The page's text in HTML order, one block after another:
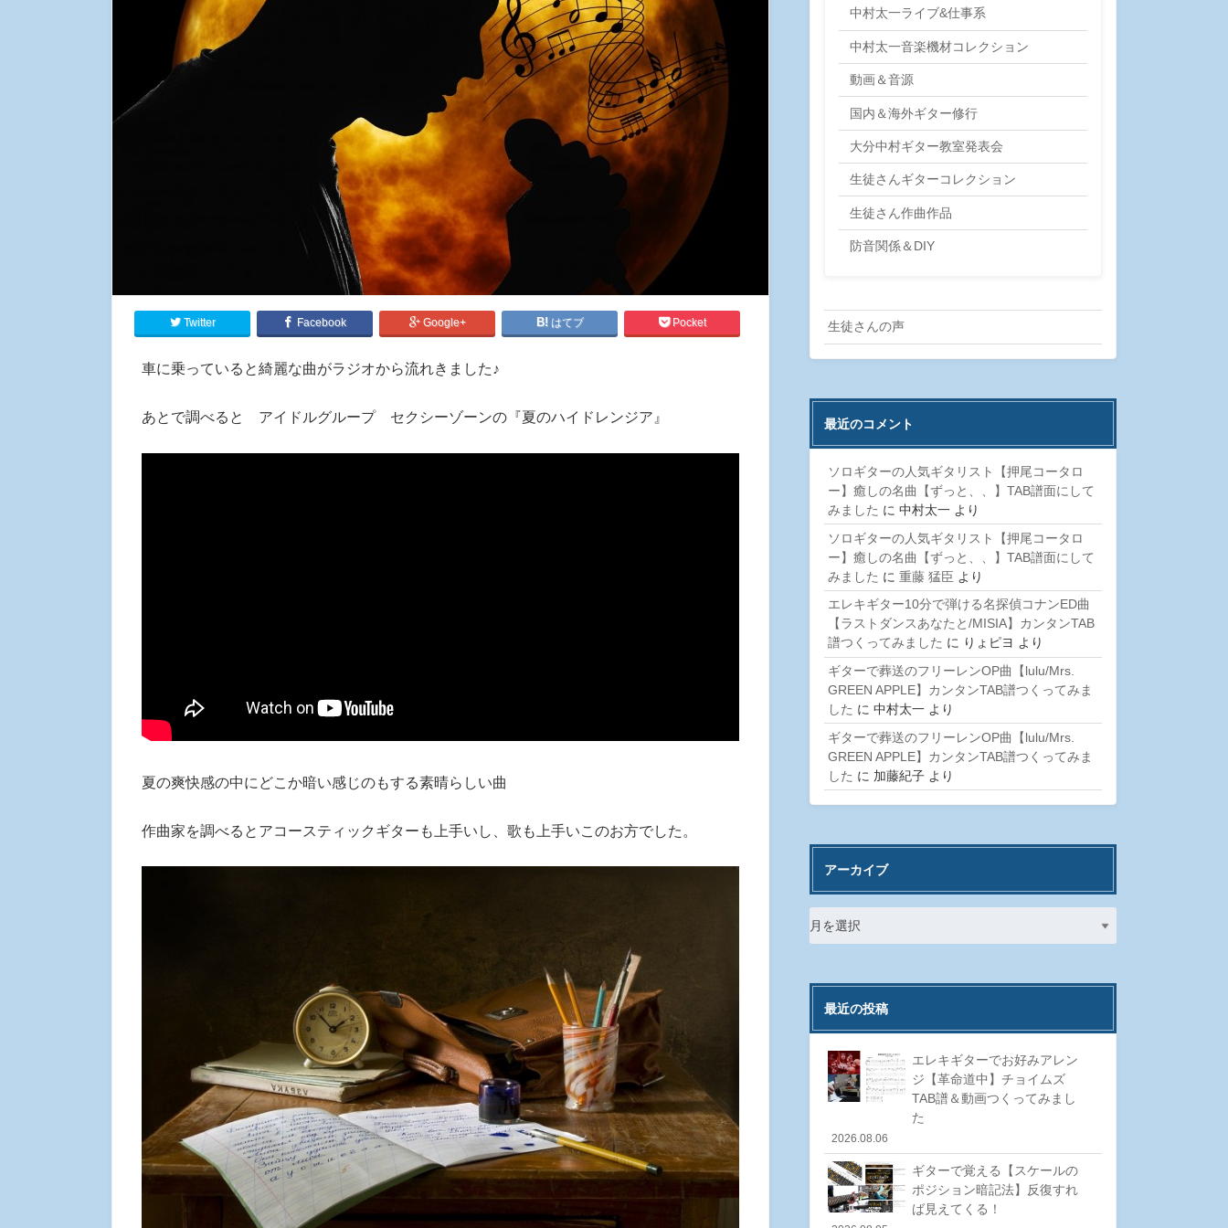
Twitter Facebook Google+ はてブ Pocket
車に乗っていると綺麗な曲がラジオから流れきました♪
あとで調べると アイドルグループ セクシーゾーンの『夏のハイドレンジア』
夏の爽快感の中にどこか暗い感じのもする素晴らしい曲
作曲家を調べるとアコースティックギターも上手いし、歌も上手いこのお方でした。
中村太一ライブ&仕事系
中村太一音楽機材コレクション
動画＆音源
国内＆海外ギター修行
大分中村ギター教室発表会
生徒さんギターコレクション
生徒さん作曲作品
防音関係＆DIY
生徒さんの声
最近のコメント
ソロギターの人気ギタリスト【押尾コータロ
ー】癒しの名曲【ずっと、、】TAB譜面にして
みました に中村太一 より
ソロギターの人気ギタリスト【押尾コータロ
ー】癒しの名曲【ずっと、、】TAB譜面にして
みました に重藤 猛臣 より
エレキギター10分で弾ける名探偵コナンED曲
【ラストダンスあなたと/MISIA】カンタンTAB
譜つくってみました に りょピヨ より
ギターで葬送のフリーレンOP曲【lulu/Mrs.
GREEN APPLE】カンタンTAB譜つくってみま
した に中村太一 より
ギターで葬送のフリーレンOP曲【lulu/Mrs.
GREEN APPLE】カンタンTAB譜つくってみま
した に 加藤紀子 より
アーカイブ
最近の投稿
エレキギターでお好みアレン
ジ【革命道中】チョイムズ
TAB譜＆動画つくってみまし
た
2026.08.06
ギターで覚える【スケールの
ポジション暗記法】反復すれ
ば見えてくる！